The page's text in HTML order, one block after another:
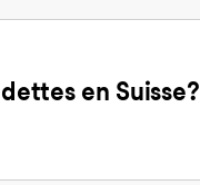
en Suisse?